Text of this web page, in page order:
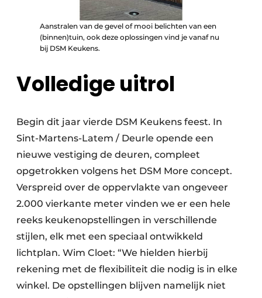
Aanstralen van de gevel of mooi belichten van een
(binnen)tuin, ook deze oplossingen vind je vanaf nu
bij DSM Keukens.
Volledige uitrol
Begin dit jaar vierde DSM Keukens feest. In
Sint-Martens-Latem / Deurle opende een
nieuwe vestiging de deuren, compleet
opgetrokken volgens het DSM More concept.
Verspreid over de oppervlakte van ongeveer
2.000 vierkante meter vinden we er een hele
reeks keukenopstellingen in verschillende
stijlen, elk met een speciaal ontwikkeld
lichtplan. Wim Cloet: “We hielden hierbij
rekening met de flexibiliteit die nodig is in elke
winkel. De opstellingen blijven namelijk niet